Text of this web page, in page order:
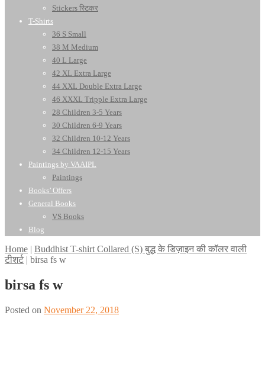
Stickers स्टिकर
T-Shirts
36 S Small
38 M Medium
40 L Large
42 XL Extra Large
44 XXL Double Extra Large
46 XXXL Tripple Extra Large
28 Children 3-5 Years
30 Children 6-9 Years
32 Children 10-12 Years
34 Children 12-15 Years
Paintings by VAAIPL
Paintings
Books’ Offers
General Books
VS Books
Blog
Home | Buddhist T-shirt Collared (S) बुद्ध के डिज़ाइन की कॉलर वाली
टीशर्ट | birsa fs w
birsa fs w
Posted on November 22, 2018